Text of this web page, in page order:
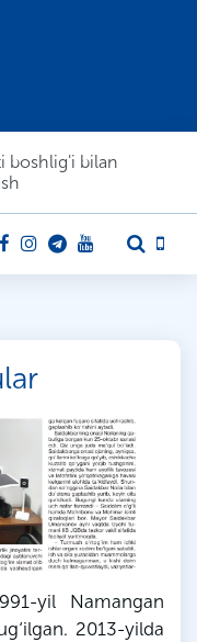
boshlig'i bilan
yil Namangan
2013-yilda